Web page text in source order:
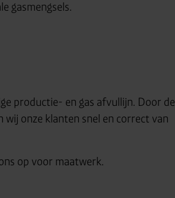
gasmengsels.
productie- en gas afvullijn. Door de
onze klanten snel en correct van
op voor maatwerk.